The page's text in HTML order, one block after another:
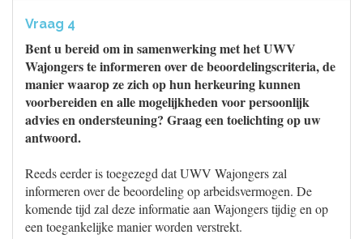
Vraag 4
Bent u bereid om in samenwerking met het UWV
Wajongers te informeren over de beoordelingscriteria, de
manier waarop ze zich op hun herkeuring kunnen
voorbereiden en alle mogelijkheden voor persoonlijk
advies en ondersteuning? Graag een toelichting op uw
antwoord.
Reeds eerder is toegezegd dat UWV Wajongers zal
informeren over de beoordeling op arbeidsvermogen. De
komende tijd zal deze informatie aan Wajongers tijdig en op
een toegankelijke manier worden verstrekt.